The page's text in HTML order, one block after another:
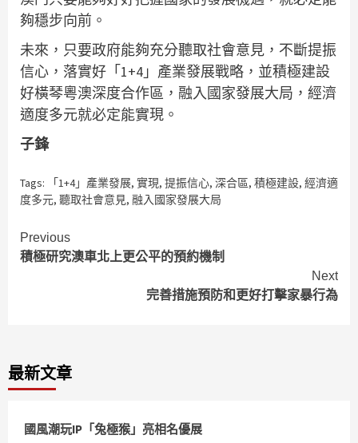
夠穩步向前。
未來，只要政府能夠充分聽取社會意見，不斷提振
信心，落實好「1+4」產業發展戰略，並積極建設
好橫琴粵澳深度合作區，融入國家發展大局，經濟
適度多元就必定能實現。
子鋒
Tags: 「1+4」產業發展, 實現, 提振信心, 深合區, 積極建設, 經濟適
度多元, 聽取社會意見, 融入國家發展大局
Continue
Reading
Previous
積極研究澳車北上更公平的預約機制
Next
完善措施預防和更好打擊家暴行為
最新文章
國風潮玩IP「兔極猴」亮相名優展